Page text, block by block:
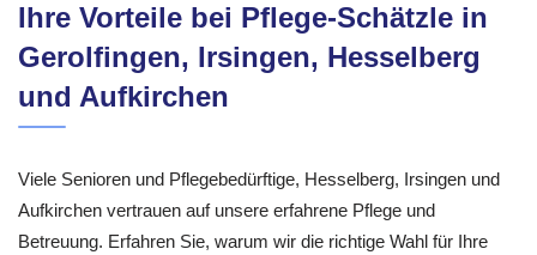
Ihre Vorteile bei Pflege-Schätzle in
Gerolfingen, Irsingen, Hesselberg
und Aufkirchen
Viele Senioren und Pflegebedürftige, Hesselberg, Irsingen und
Aufkirchen vertrauen auf unsere erfahrene Pflege und
Betreuung. Erfahren Sie, warum wir die richtige Wahl für Ihre